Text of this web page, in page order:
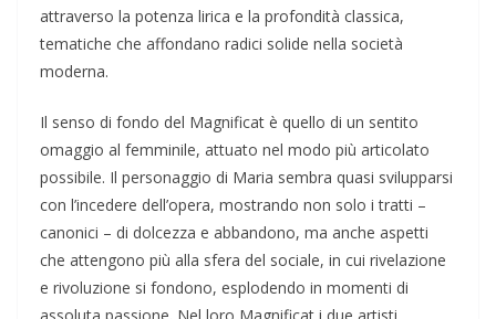
attraverso la potenza lirica e la profondità classica,
tematiche che affondano radici solide nella società
moderna.
Il senso di fondo del Magnificat è quello di un sentito
omaggio al femminile, attuato nel modo più articolato
possibile. Il personaggio di Maria sembra quasi svilupparsi
con l’incedere dell’opera, mostrando non solo i tratti –
canonici – di dolcezza e abbandono, ma anche aspetti
che attengono più alla sfera del sociale, in cui rivelazione
e rivoluzione si fondono, esplodendo in momenti di